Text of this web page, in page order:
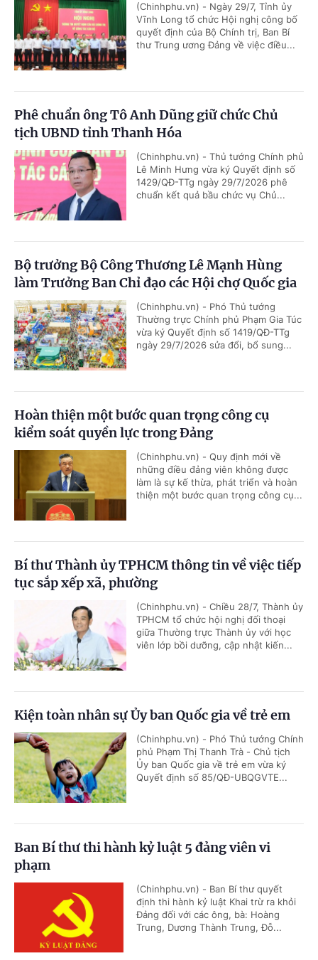
(Chinhphu.vn) - Ngày 29/7, Tỉnh ủy
Vĩnh Long tổ chức Hội nghị công bố
quyết định của Bộ Chính trị, Ban Bí
thư Trung ương Đảng về việc điều...
Phê chuẩn ông Tô Anh Dũng giữ chức Chủ
tịch UBND tỉnh Thanh Hóa
(Chinhphu.vn) - Thủ tướng Chính phủ
Lê Minh Hưng vừa ký Quyết định số
1429/QĐ-TTg ngày 29/7/2026 phê
chuẩn kết quả bầu chức vụ Chủ...
Bộ trưởng Bộ Công Thương Lê Mạnh Hùng
làm Trưởng Ban Chỉ đạo các Hội chợ Quốc gia
(Chinhphu.vn) - Phó Thủ tướng
Thường trực Chính phủ Phạm Gia Túc
vừa ký Quyết định số 1419/QĐ-TTg
ngày 29/7/2026 sửa đổi, bổ sung...
Hoàn thiện một bước quan trọng công cụ
kiểm soát quyền lực trong Đảng
(Chinhphu.vn) - Quy định mới về
những điều đảng viên không được
làm là sự kế thừa, phát triển và hoàn
thiện một bước quan trọng công cụ...
Bí thư Thành ủy TPHCM thông tin về việc tiếp
tục sắp xếp xã, phường
(Chinhphu.vn) - Chiều 28/7, Thành ủy
TPHCM tổ chức hội nghị đối thoại
giữa Thường trực Thành ủy với học
viên lớp bồi dưỡng, cập nhật kiến...
Kiện toàn nhân sự Ủy ban Quốc gia về trẻ em
(Chinhphu.vn) - Phó Thủ tướng Chính
phủ Phạm Thị Thanh Trà - Chủ tịch
Ủy ban Quốc gia về trẻ em vừa ký
Quyết định số 85/QĐ-UBQGVTE...
Ban Bí thư thi hành kỷ luật 5 đảng viên vi
phạm
(Chinhphu.vn) - Ban Bí thư quyết
định thi hành kỷ luật Khai trừ ra khỏi
Đảng đối với các ông, bà: Hoàng
Trung, Dương Thành Trung, Đỗ...